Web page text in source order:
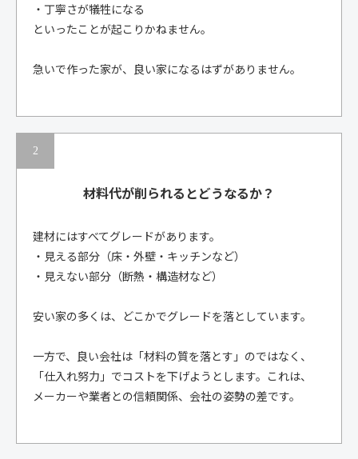
・丁寧さが犠牲になる
といったことが起こりかねません。
急いで作った家が、良い家になるはずがありません。
材料代が削られるとどうなるか？
建材にはすべてグレードがあります。
・見える部分（床・外壁・キッチンなど）
・見えない部分（断熱・構造材など）
安い家の多くは、どこかでグレードを落としています。
一方で、良い会社は「材料の質を落とす」のではなく、
「仕入れ努力」でコストを下げようとします。これは、
メーカーや業者との信頼関係、会社の姿勢の差です。